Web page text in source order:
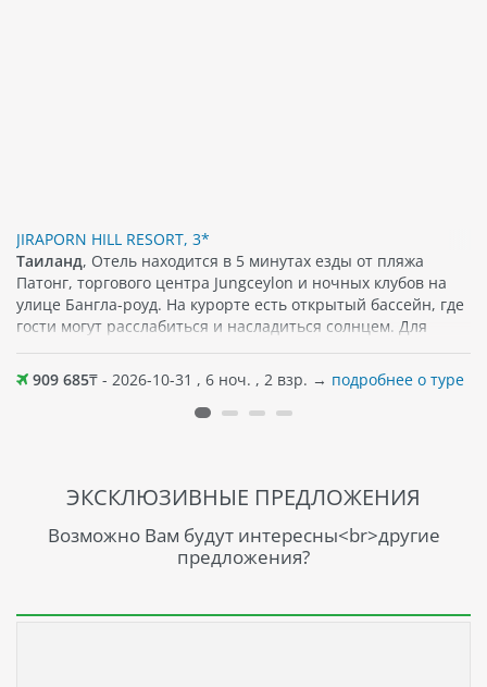
JIRAPORN HILL RESORT, 3*
Таиланд, Отель находится в 5 минутах езды от пляжа
Патонг, торгового центра Jungceylon и ночных клубов на
улице Бангла-роуд. На курорте есть открытый бассейн, где
гости могут расслабиться и насладиться солнцем. Для
размещения уютные номера, которые оснащены
просторным балконом, спутниковым/кабельным
телевидением и сейфом. Бесплатный Wi-Fi
предоставляется на всей территории отеля, что позволяет
интернациональной кухни в ресторане у бассейна. Можно
чтобы организовать поездки к различным
достопримечательностям.
909 685₸ - 2026-10-31 , 6 ноч. , 2 взр. → подробнее о туре
ЭКСКЛЮЗИВНЫЕ ПРЕДЛОЖЕНИЯ
Возможно Вам будут интересны<br>другие
предложения?